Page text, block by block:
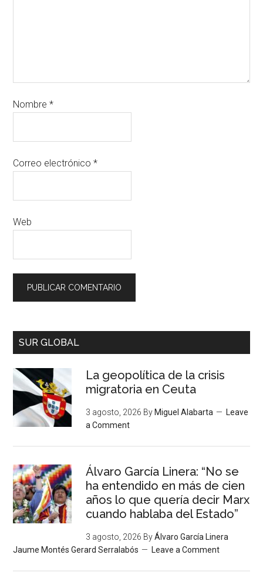
Nombre*
Correo electrónico*
Web
SUR GLOBAL
La geopolítica de la crisis
migratoria en Ceuta
3 agosto, 2026 By Miguel Alabarta
Leave
a Comment
Álvaro García Linera: “No se
ha entendido en más de cien
años lo que quería decir Marx
cuando hablaba del Estado”
3 agosto, 2026 ByÁlvaro García Linera
Jaume Montés Gerard Serralabós
Leave a Comment